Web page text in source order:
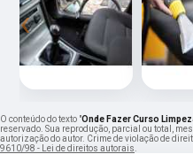
‹
O conteúdo do texto "Onde Fazer Curso
reservado. Sua reprodução, parcial ou total,
autorização do autor. Crime de violação de
9610/98 - Lei de direitos autorais